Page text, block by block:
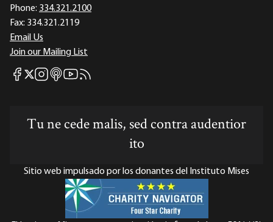
Phone: 334.321.2100
Fax: 334.321.2119
Email Us
Join our Mailing List
Mises Facebook
Mises X
Mises Instagram
Mises itunes
Mises Youtube
Mises RSS feed
Tu ne cede malis, sed contra audentior
ito
Sitio web impulsado por los donantes del Instituto Mises